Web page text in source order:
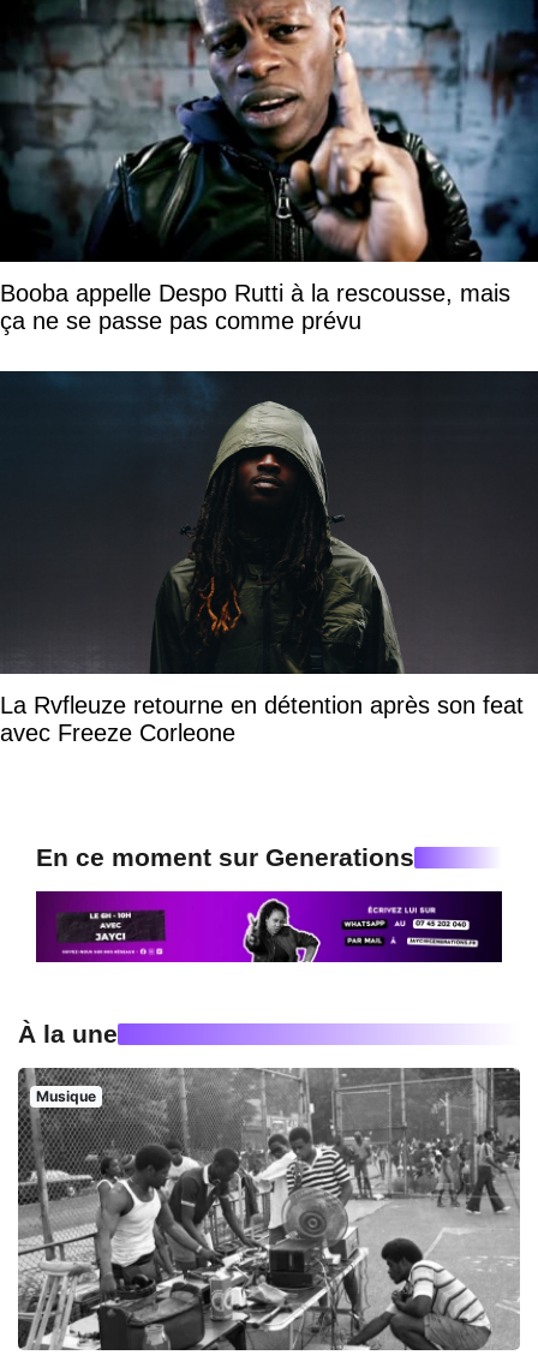
Booba appelle Despo Rutti à la rescousse, mais
ça ne se passe pas comme prévu
La Rvfleuze retourne en détention après son feat
avec Freeze Corleone
En ce moment sur Generations
À la une
Musique